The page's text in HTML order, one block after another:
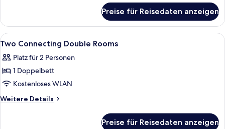
Doppel-
oder
-
Preise für Reisedaten anzeigen
Alle
Fotos
für
Two
Connecting
Double
Ein Hotelzimmer mit Bett,
5
Two Connecting Double Rooms
Platz für 2 Personen
1 Doppelbett
Kostenloses WLAN
Weitere Details
Weitere
Preise für Reisedaten anzeigen